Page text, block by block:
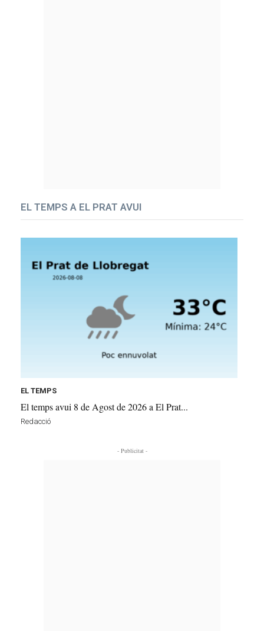
EL TEMPS A EL PRAT AVUI
EL TEMPS
El temps avui 8 de Agost de 2026 a El Prat...
Redacció
- Publicitat -